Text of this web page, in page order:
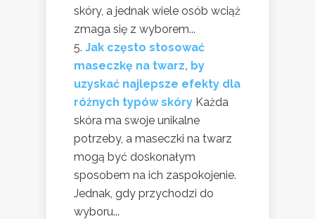
skóry, a jednak wiele osób wciąż
zmaga się z wyborem...
Jak często stosować
maseczkę na twarz, by
uzyskać najlepsze efekty dla
różnych typów skóry Każda
skóra ma swoje unikalne
potrzeby, a maseczki na twarz
mogą być doskonałym
sposobem na ich zaspokojenie.
Jednak, gdy przychodzi do
wyboru...